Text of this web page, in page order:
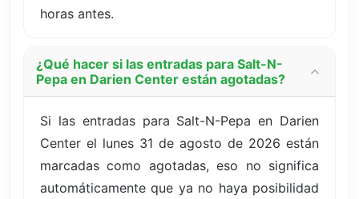
horas antes.
¿Qué hacer si las entradas para Salt-N-
Pepa en Darien Center están agotadas?
Si las entradas para Salt-N-Pepa en Darien
Center el lunes 31 de agosto de 2026 están
marcadas como agotadas, eso no significa
automáticamente que ya no haya posibilidad